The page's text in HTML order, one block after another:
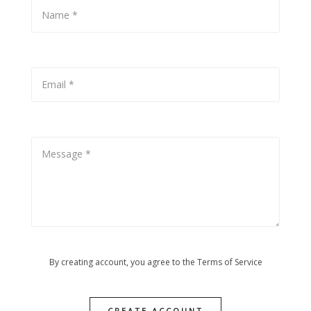
By creating account, you agree to the Terms of Service